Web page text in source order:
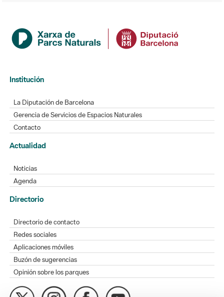
Institución
La Diputación de Barcelona
Gerencia de Servicios de Espacios Naturales
Contacto
Actualidad
Noticias
Agenda
Directorio
Directorio de contacto
Redes sociales
Aplicaciones móviles
Buzón de sugerencias
Opinión sobre los parques